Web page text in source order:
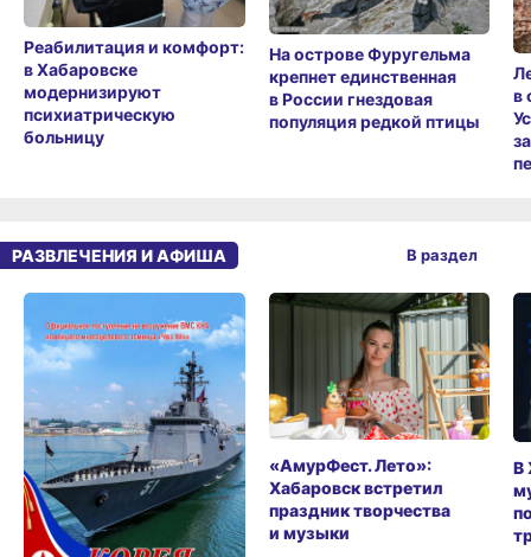
Реабилитация и комфорт:
в Хабаровске
модернизируют
психиатрическую
больницу
На острове Фуругельма
крепнет единственная
в России гнездовая
популяция редкой птицы
в
РАЗВЛЕЧЕНИЯ И АФИША
«АмурФест. Лето»:
Хабаровск встретил
праздник творчества
и музыки
В
В раздел